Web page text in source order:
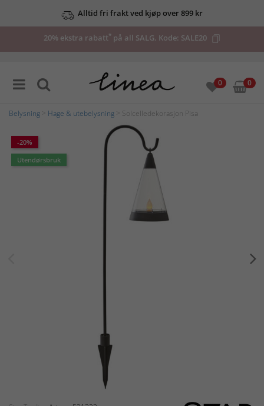
Alltid fri frakt ved kjøp over 899 kr
20% ekstra rabatt* på all SALG. Kode: SALE20
0 0
Belysning Hage & utebelysning > Solcelledekorasjon Pisa
-20%
Utendørsbruk